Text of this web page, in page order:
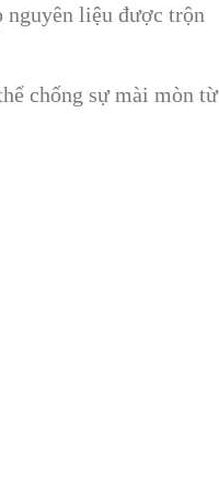
nguyên liệu được trộn
chống sự mài mòn từ